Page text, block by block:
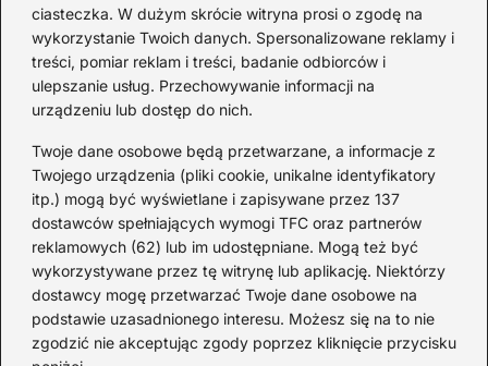
ciasteczka. W dużym skrócie witryna prosi o zgodę na
wykorzystanie Twoich danych. Spersonalizowane reklamy i
treści, pomiar reklam i treści, badanie odbiorców i
ulepszanie usług. Przechowywanie informacji na
urządzeniu lub dostęp do nich.
Twoje dane osobowe będą przetwarzane, a informacje z
Twojego urządzenia (pliki cookie, unikalne identyfikatory
itp.) mogą być wyświetlane i zapisywane przez 137
dostawców spełniających wymogi TFC oraz partnerów
reklamowych (62) lub im udostępniane. Mogą też być
wykorzystywane przez tę witrynę lub aplikację. Niektórzy
dostawcy mogę przetwarzać Twoje dane osobowe na
podstawie uzasadnionego interesu. Możesz się na to nie
zgodzić nie akceptując zgody poprzez kliknięcie przycisku
Kategorie
Koktajle(128)
Likier (10)
Piwo(28)
Porady(68)
Przekąski(37)
Rum(3)
Szampan(4)
Whisky(23)
Wino(12)